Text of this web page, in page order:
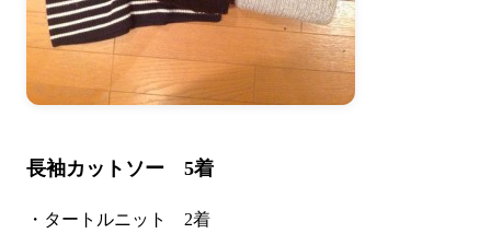
長袖カットソー 5着
・タートルニット 2着